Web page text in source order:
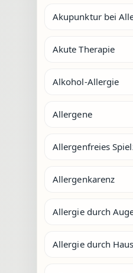
Akupunktur bei
Akute Therapie
Alkohol-Allergie
Allergene
Allergenfreies
Allergenkarenz
Allergie durch
Allergie durch